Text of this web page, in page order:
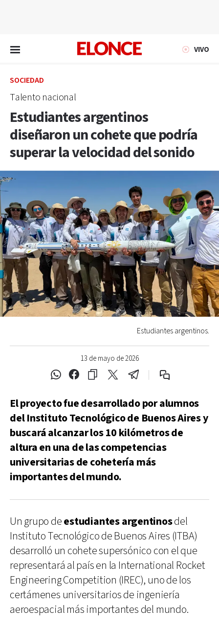
VIVO
SOCIEDAD
Talento nacional
Estudiantes argentinos
diseñaron un cohete que podría
superar la velocidad del sonido
13 de mayo de 2026
Estudiantes argentinos.
El proyecto fue desarrollado por alumnos
del Instituto Tecnológico de Buenos Aires y
buscará alcanzar los 10 kilómetros de
altura en una de las competencias
universitarias de cohetería más
importantes del mundo.
Un grupo deestudiantes argentinosdel
Instituto Tecnológico de Buenos Aires (ITBA)
desarrolló un cohete supersónico con el que
representará al país en la International Rocket
Engineering Competition (IREC), uno de los
certámenes universitarios de ingeniería
aeroespacial más importantes del mundo.